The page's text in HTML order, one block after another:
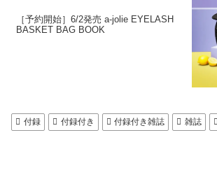
［予約開始］6/2発売 a-jolie EYELASH
BASKET BAG BOOK
付録 付録付き 付録付き雑誌 雑誌